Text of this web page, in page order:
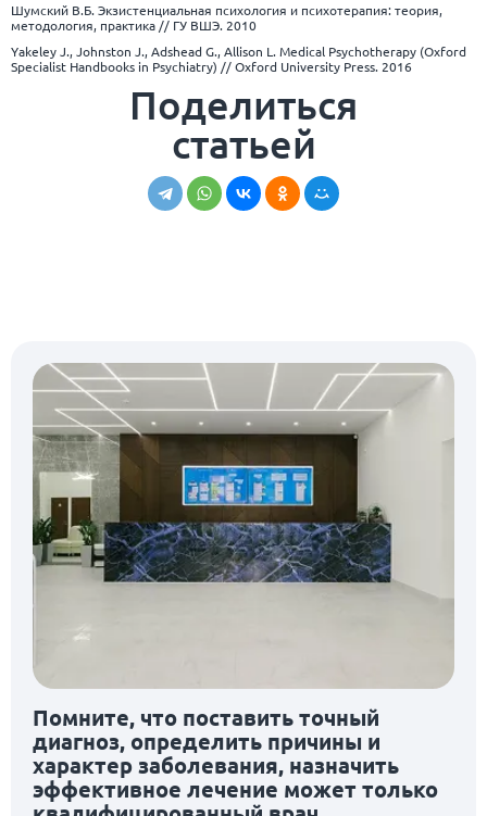
Шумский В.Б. Экзистенциальная психология и психотерапия: теория,
методология, практика // ГУ ВШЭ. 2010
Yakeley J., Johnston J., Adshead G., Allison L. Medical Psychotherapy (Oxford
Specialist Handbooks in Psychiatry) // Oxford University Press. 2016
Поделиться
статьей
Помните, что поставить точный
диагноз, определить причины и
характер заболевания, назначить
эффективное лечение может только